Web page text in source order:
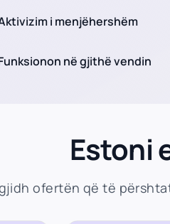
i menjëhershëm
në gjithë vendin
Estoni
ofertën që të